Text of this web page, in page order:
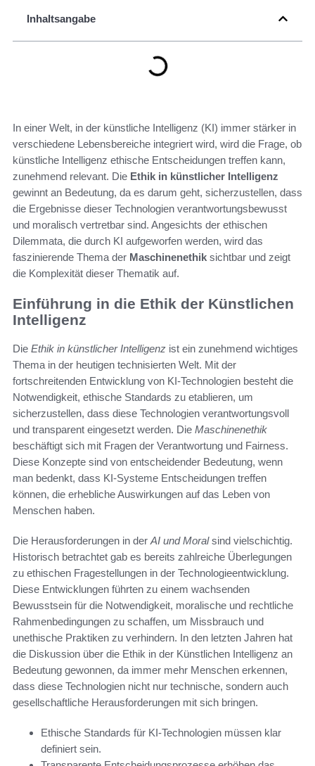
Inhaltsangabe
In einer Welt, in der künstliche Intelligenz (KI) immer stärker in
verschiedene Lebensbereiche integriert wird, wird die Frage, ob
künstliche Intelligenz ethische Entscheidungen treffen kann,
zunehmend relevant. Die Ethik in künstlicher Intelligenz
gewinnt an Bedeutung, da es darum geht, sicherzustellen, dass
die Ergebnisse dieser Technologien verantwortungsbewusst
und moralisch vertretbar sind. Angesichts der ethischen
Dilemmata, die durch KI aufgeworfen werden, wird das
faszinierende Thema der Maschinenethik sichtbar und zeigt
die Komplexität dieser Thematik auf.
Einführung in die Ethik der Künstlichen
Intelligenz
Die Ethik in künstlicher Intelligenz ist ein zunehmend wichtiges
Thema in der heutigen technisierten Welt. Mit der
fortschreitenden Entwicklung von KI-Technologien besteht die
Notwendigkeit, ethische Standards zu etablieren, um
sicherzustellen, dass diese Technologien verantwortungsvoll
und transparent eingesetzt werden. Die Maschinenethik
beschäftigt sich mit Fragen der Verantwortung und Fairness.
Diese Konzepte sind von entscheidender Bedeutung, wenn
man bedenkt, dass KI-Systeme Entscheidungen treffen
können, die erhebliche Auswirkungen auf das Leben von
Menschen haben.
Die Herausforderungen in der AI und Moralsind vielschichtig.
Historisch betrachtet gab es bereits zahlreiche Überlegungen
zu ethischen Fragestellungen in der Technologieentwicklung.
Diese Entwicklungen führten zu einem wachsenden
Bewusstsein für die Notwendigkeit, moralische und rechtliche
Rahmenbedingungen zu schaffen, um Missbrauch und
unethische Praktiken zu verhindern. In den letzten Jahren hat
die Diskussion über die Ethik in der Künstlichen Intelligenz an
Bedeutung gewonnen, da immer mehr Menschen erkennen,
dass diese Technologien nicht nur technische, sondern auch
gesellschaftliche Herausforderungen mit sich bringen.
Ethische Standards für KI-Technologien müssen klar
definiert sein.